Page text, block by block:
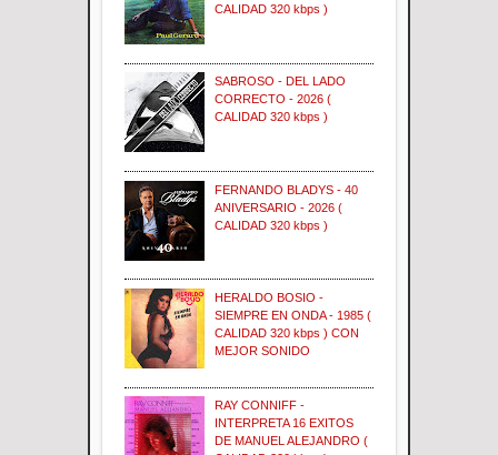
CALIDAD 320 kbps )
SABROSO - DEL LADO
CORRECTO - 2026 (
CALIDAD 320 kbps )
FERNANDO BLADYS - 40
ANIVERSARIO - 2026 (
CALIDAD 320 kbps )
HERALDO BOSIO -
SIEMPRE EN ONDA - 1985 (
CALIDAD 320 kbps ) CON
MEJOR SONIDO
RAY CONNIFF -
INTERPRETA 16 EXITOS
DE MANUEL ALEJANDRO (